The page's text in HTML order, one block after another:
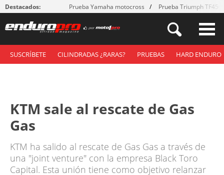
Destacados: Prueba Yamaha motocross Prueba Triumph
SUSCRÍBETE CILINDRADAS ¿RARAS? PRUEBAS HARD ENDURO
KTM sale al rescate de Gas
Gas
KTM ha salido al rescate de Gas Gas a través de
una "joint venture" con la empresa Black Toro
Capital. Esta unión tiene como objetivo relanzar